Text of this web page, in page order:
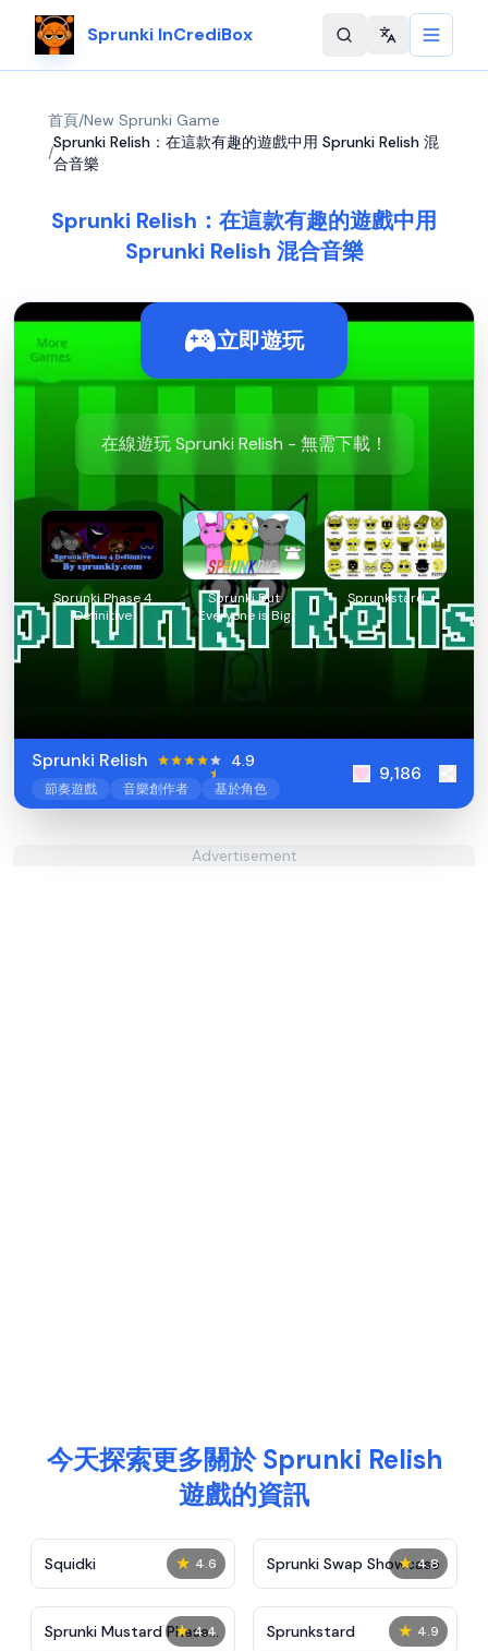
Sprunki InCrediBox Change
首頁/New Sprunki Game
/
Sprunki Relish：在這款有趣的遊戲中用 Sprunki Relish 混
合音樂
Sprunki Relish：在這款有趣的遊戲中用
Sprunki Relish 混合音樂
立即遊玩
在線遊玩 Sprunki Relish - 無需下載！
Sprunki Phase 4
Definitive
Sprunki But
Everyone is Big
Sprunkstard
Sprunki Relish 4.9
節奏遊戲 音樂創作者 基於角色
9,186
Advertisement
今天探索更多關於 Sprunki Relish
遊戲的資訊
★ 4.6
Squidki ★ 4.8
Sprunki Swap Showcase
★ 4.4
Sprunki Mustard Phase
★ 4.9
Sprunkstard